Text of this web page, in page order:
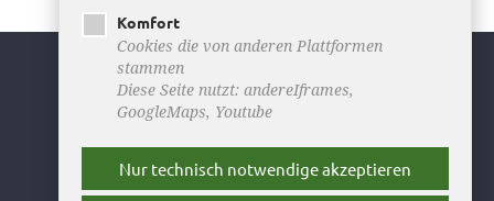
Youtube
Facebook
Instagram
Komfort
Cookies die von anderen Plattformen
stammen
Diese Seite nutzt: andereIframes,
GoogleMaps, Youtube
Nur technisch notwendige akzeptieren